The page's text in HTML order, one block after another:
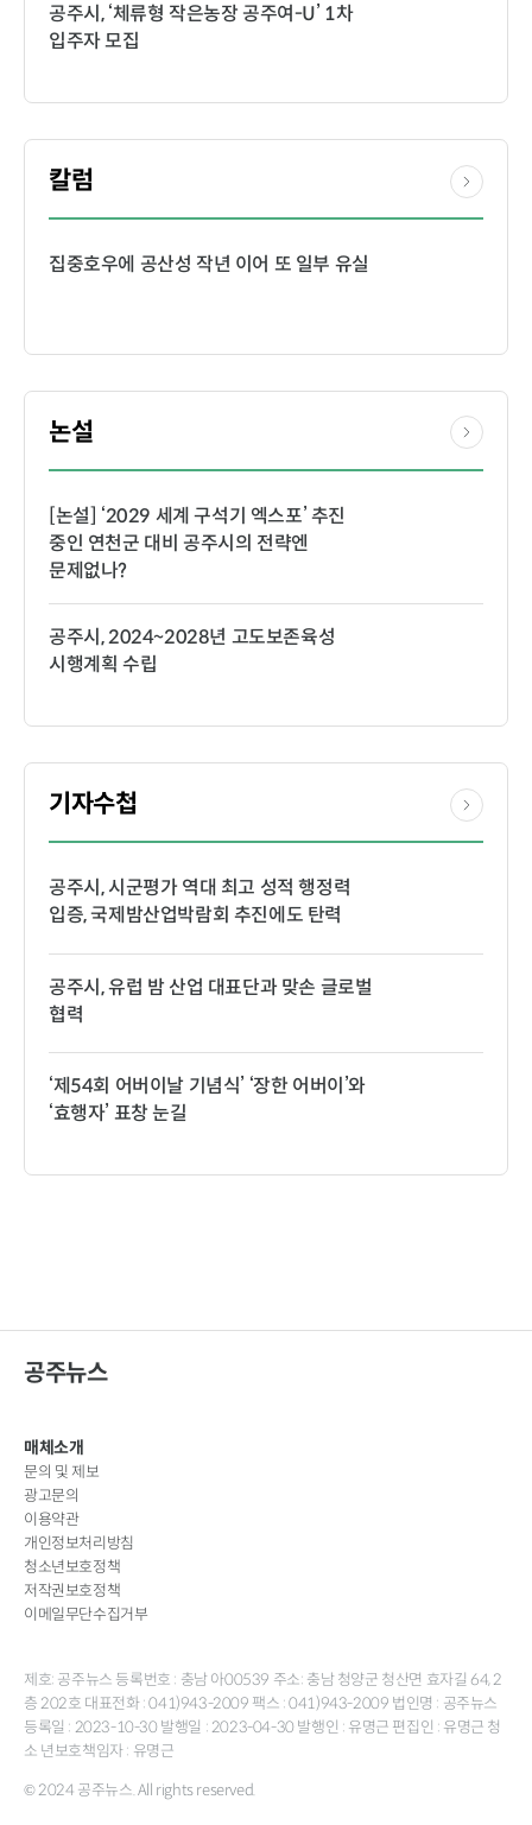
공주시, ‘체류형 작은농장 공주여-U’ 1차
입주자 모집
칼럼
집중호우에 공산성 작년 이어 또 일부 유실
논설
[논설] ‘2029 세계 구석기 엑스포’ 추진
중인 연천군 대비 공주시의 전략엔
문제없나?
공주시, 2024~2028년 고도보존육성
시행계획 수립
기자수첩
공주시, 시군평가 역대 최고 성적 행정력
입증, 국제밤산업박람회 추진에도 탄력
공주시, 유럽 밤 산업 대표단과 맞손 글로벌
협력
‘제54회 어버이날 기념식’ ‘장한 어버이’와
‘효행자’ 표창 눈길
공주뉴스
매체소개
문의 및 제보
광고문의
이용약관
개인정보처리방침
청소년보호정책
저작권보호정책
이메일무단수집거부
제호: 공주뉴스 등록번호 : 충남 아00539 주소: 충남 청양군 청산면 효자길 64, 2
층 202호 대표전화 : 041)943-2009 팩스 : 041)943-2009 법인명 : 공주뉴스
등록일 : 2023-10-30 발행일 : 2023-04-30 발행인 : 유명근 편집인 : 유명근 청
소 년보호책임자 : 유명근
© 2024 공주뉴스. All rights reserved.